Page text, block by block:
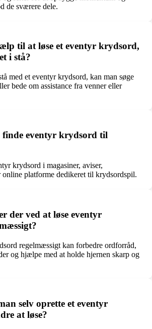
de sværere dele.
til at løse et eventyr krydsord,
i stå?
med et eventyr krydsord, kan man søge
bede om assistance fra venner eller
eventyr krydsord til
krydsord i magasiner, aviser,
platforme dedikeret til krydsordspil.
der ved at løse eventyr
regelmæssigt kan forbedre ordforråd,
og hjælpe med at holde hjernen skarp og
selv oprette et eventyr
at løse?